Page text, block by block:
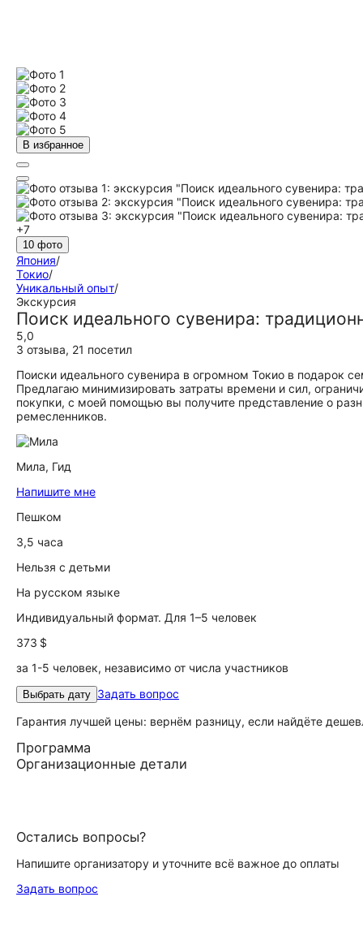
В избранное
+7
10 фото
Япония/
Токио/
Уникальный опыт/
Экскурсия
Поиск идеального сувенира:
5,0
3 отзыва, 21 посетил
Поиски идеального сувенира в огромном Токио в подарок
Предлагаю минимизировать затраты времени и сил,
покупки, с моей помощью вы получите представление о
ремесленников.
Мила, Гид
Напишите мне
Пешком
3,5 часа
Нельзя с детьми
На русском языке
Индивидуальный формат. Для 1–5 человек
373 $
за 1-5 человек, независимо от числа участников
Выбрать дату Задать вопрос
Гарантия лучшей цены: вернём разницу, если найдёте
Программа
Организационные детали
Остались вопросы?
Напишите организатору и уточните всё важное до оплаты
Задать вопрос